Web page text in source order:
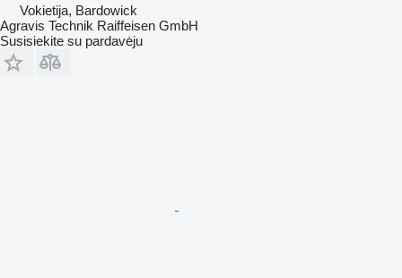
Vokietija, Bardowick
Agravis Technik Raiffeisen GmbH
Susisiekite su pardavėju